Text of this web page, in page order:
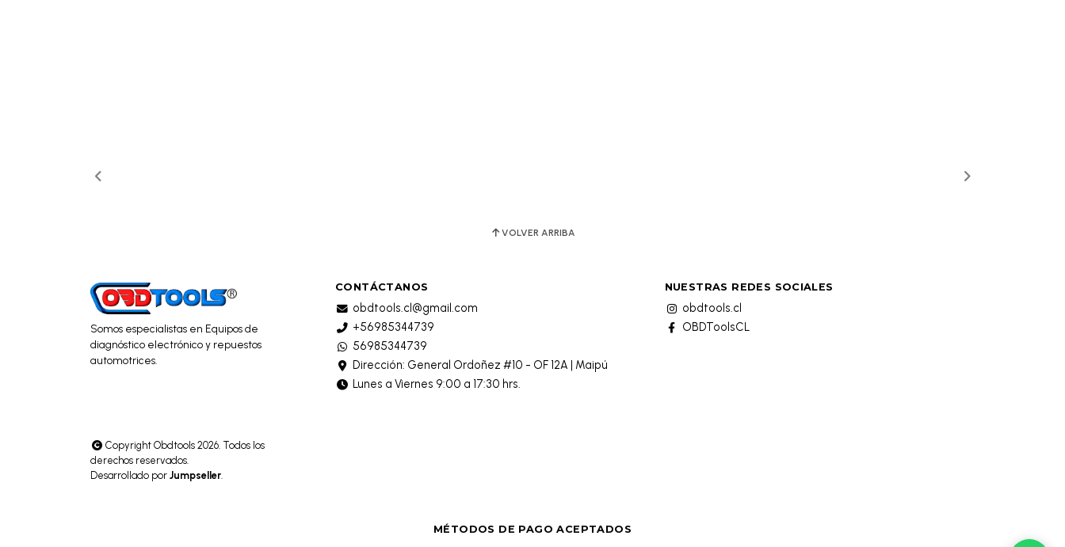
VOLVER ARRIBA
Somos especialistas en Equipos de
diagnóstico electrónico y repuestos
automotrices.
Copyright Obdtools 2026. Todos los
derechos reservados.
Desarrollado por Jumpseller.
CONTÁCTANOS
obdtools.cl@gmail.com
+56985344739
56985344739
Dirección: General Ordoñez #10 - OF 12A | Maipú
Lunes a Viernes 9:00 a 17:30 hrs.
NUESTRAS REDES SOCIALES
obdtools.cl
OBDToolsCL
MÉTODOS DE PAGO ACEPTADOS